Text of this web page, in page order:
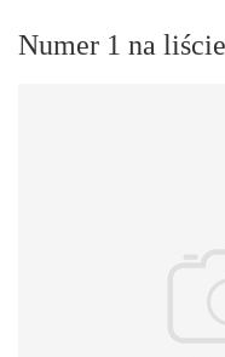
Numer 1 na